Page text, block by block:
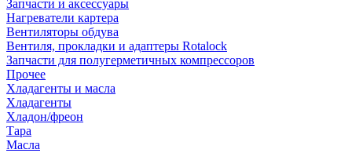
Запчасти и аксессуары
Нагреватели картера
Вентиляторы обдува
Вентиля, прокладки и адаптеры Rotalock
Запчасти для полугерметичных компрессоров
Прочее
Хладагенты и масла
Хладагенты
Хладон/фреон
Тара
Масла